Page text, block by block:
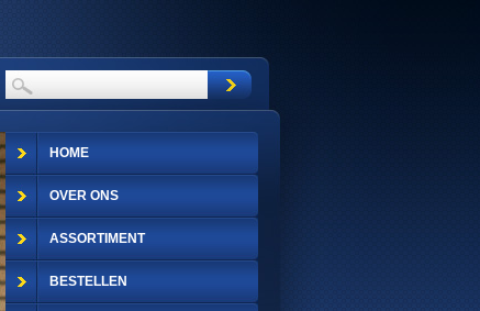
HOME
OVER ONS
ASSORTIMENT
BESTELLEN